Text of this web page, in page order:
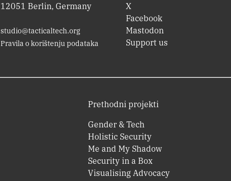
12051 Berlin, Germany
studio@tacticaltech.org
Pravila o korištenju podataka
X
Facebook
Mastodon
Support us
Prethodni projekti
Gender & Tech
Holistic Security
Me and My Shadow
Security in a Box
Visualising Advocacy